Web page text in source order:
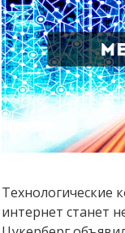
интернет станет